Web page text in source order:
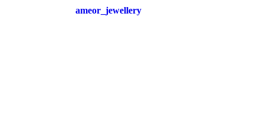
ameor_jewellery